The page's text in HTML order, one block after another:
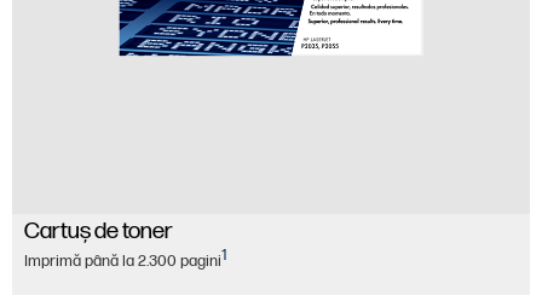
Cartuş de toner
Imprimă până la 2.300 pagini1